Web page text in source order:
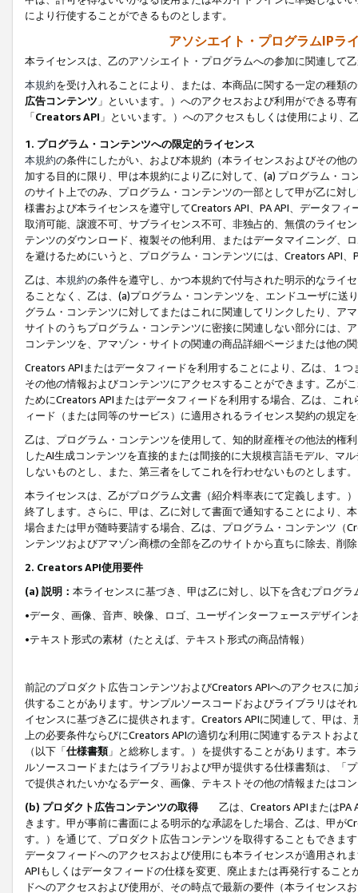
により行使することができるものとします。
アソシエイト・プログラムIPラ
本ライセンスは、乙のアソシエイト・プログラムへの参加に関連して
本規約を受け入れることにより、または、本商品に関する一定の種類
広告コンテンツ 」といいます。）へのアクセスおよび利用ができる専
「Creators API 」といいます。）へのアクセスもしくは使用により
1. プログラム・コンテンツへの限定的ライセンス
本規約の条件にしたがい、および本規約（本ライセンスおよびその他
加する目的に限り、甲は本規約により乙に対して、(a) プログラム・
のサイト上でのみ、プログラム・コンテンツの一部として甲が乙に対
様書および本ライセンスを遵守してCreators API、PA API、データフ
取消可能、譲渡不可、サブライセンス不可、非独占的、無償のライセ
テンツのダウンロード、複製その他利用、またはデータマイニング、
を避けるためにいうと、プログラム・コンテンツには、Creators API
乙は、 本規約の条件を遵守し、かつ本規約で付与された明示的なライ
ることなく、乙は、(a)プログラム・コンテンツを、エンドユーザに
グラム・コンテンツに対してまたはこれに関連してリンクしたり、ア
サイトのうちプログラム・コンテンツに密接に関連しない部分には、
コンテンツを、アマゾン・サイトの関連の商品詳細ページまたは他の
Creators APIまたはデータフィードを利用することにより、乙は、１
その他の情報およびコンテンツにアクセスすることができます。乙が
ためにCreators APIまたはデータフィードを利用する場合、乙は、こ
ィード（または同等のサービス）に適用されるライセンス契約の規定
乙は、プログラム・コンテンツを使用して、知的財産権その他法的権
したAI生成コンテンツを直接的または間接的に大規模言語モデル、マ
しないものとし、また、第三者をしてこれを行わせないものとします。
本ライセンスは、乙がプログラム文書（紹介料率表にて定義します。
終了します。さらに、甲は、乙に対して書面で通知することにより、
場合または甲が随時要請する場合、乙は、プログラム・コンテンツ（
ンテンツおよびアマゾン商標の全部を乙のサイトから直ちに除去、削
2. Creators API使用要件
(a) 説明： 本ライセンスに基づき、甲は乙に対し、以下を含むプログ
•データ、画像、音声、映像、ロゴ、ユーザインターフェースデザイ
•テキスト形式の素材（たとえば、テキスト形式の商品情報）
前記のプロダクト広告コンテンツおよびCreators APIへのアクセスに
供することがあります。サンプルソースコードおよびライブラリはそ
イセンスに基づき乙に提供されます。Creators APIに関連して、甲は
上の必要条件ならびにCreators APIの適切な利用に関連するテストお
（以下「仕様書類」と総称します。）を提供することがあります。本
ルソースコードまたはライブラリおよび甲が提供する仕様書類は、「
で提供されたいかなるデータ、画像、テキストその他の情報またはコ
(b) プロダクト広告コンテンツの取得
乙は、Creators APIまたはPA
きます。甲が事前に書面による明示的な承認をした場合、乙は、甲が
す。）を通じて、プロダクト広告コンテンツを取得することもできま
データフィードへのアクセスおよび使用にも本ライセンスが適用され
APIもしくはデータフィードの仕様を変更、廃止または再発行するこ
ドへのアクセスおよび使用が、その時点で最新の要件（本ライセン